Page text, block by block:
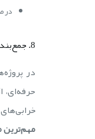
در
8. جمع‌بندی: انتخاب آگاهانه برای پروژه‌های سازمانی
حرفه‌ای،
مهم‌ترین